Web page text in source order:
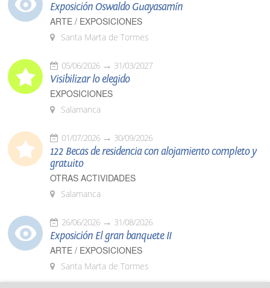
Exposición Oswaldo Guayasamín
ARTE / EXPOSICIONES
Santa Marta de Tormes
05/06/2026 31/03/2027
Visibilizar lo elegido
EXPOSICIONES
Salamanca
01/07/2026 30/09/2026
122 Becas de residencia con alojamiento completo y
gratuito
OTRAS ACTIVIDADES
Salamanca
26/06/2026 31/08/2026
Exposición El gran banquete II
ARTE / EXPOSICIONES
Santa Marta de Tormes